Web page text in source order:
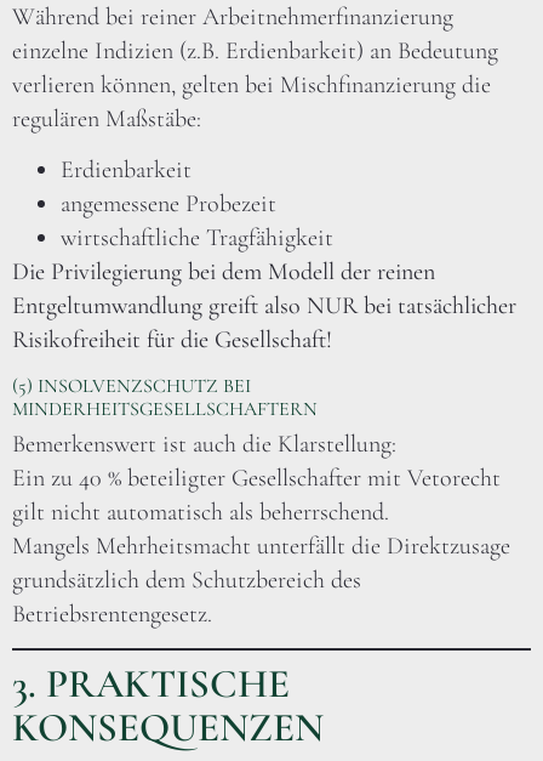
Während bei reiner Arbeitnehmerfinanzierung
einzelne Indizien (z.B. Erdienbarkeit) an Bedeutung
verlieren können, gelten bei Mischfinanzierung die
regulären Maßstäbe:
Erdienbarkeit
angemessene Probezeit
wirtschaftliche Tragfähigkeit
Die Privilegierung bei dem Modell der reinen
Entgeltumwandlung greift also NUR bei tatsächlicher
Risikofreiheit für die Gesellschaft!
(5) INSOLVENZSCHUTZ BEI
MINDERHEITSGESELLSCHAFTERN
Bemerkenswert ist auch die Klarstellung:
Ein zu 40 % beteiligter Gesellschafter mit Vetorecht
gilt nicht automatisch als beherrschend.
Mangels Mehrheitsmacht unterfällt die Direktzusage
grundsätzlich dem Schutzbereich des
Betriebsrentengesetz.
3. PRAKTISCHE
KONSEQUENZEN